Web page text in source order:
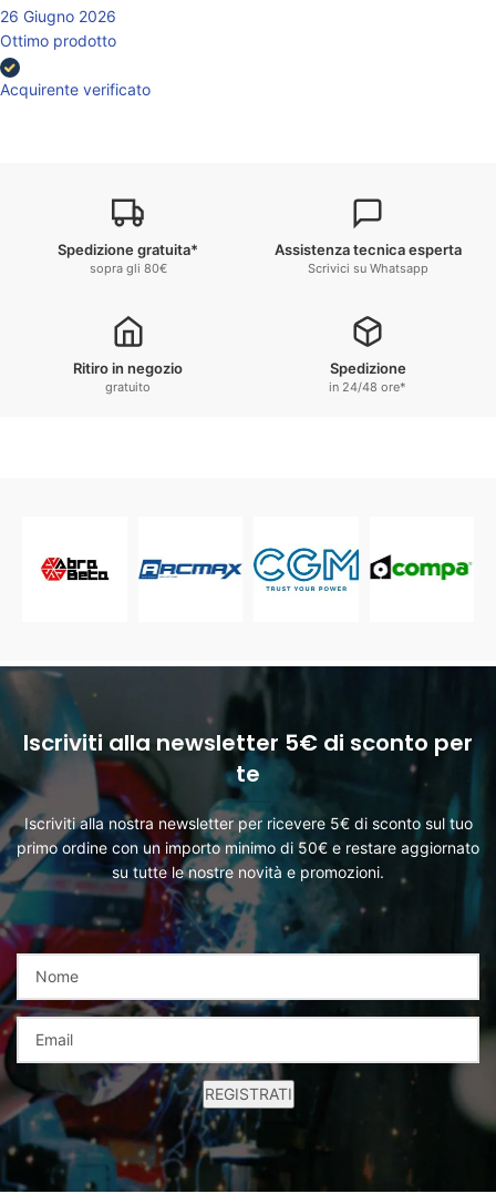
26 Giugno 2026
Ottimo prodotto
Acquirente verificato
Spedizione gratuita*
sopra gli 80€
Assistenza tecnica esperta
Scrivici su Whatsapp
Ritiro in negozio
gratuito
Spedizione
in 24/48 ore*
Iscriviti alla newsletter 5€ di sconto per
te
Iscriviti alla nostra newsletter per ricevere 5€ di sconto sul tuo
primo ordine con un importo minimo di 50€ e restare aggiornato
su tutte le nostre novità e promozioni.